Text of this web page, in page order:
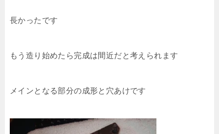
長かったです
もう造り始めたら完成は間近だと考えられます
メインとなる部分の成形と穴あけです